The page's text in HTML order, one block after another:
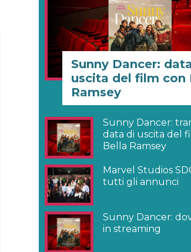
Sunny Dancer:
uscita del film con
Ramsey
Sunny Dancer:
data di uscita del
Bella Ramsey
Marvel Studios
tutti gli annunci
Sunny Dancer:
in streaming